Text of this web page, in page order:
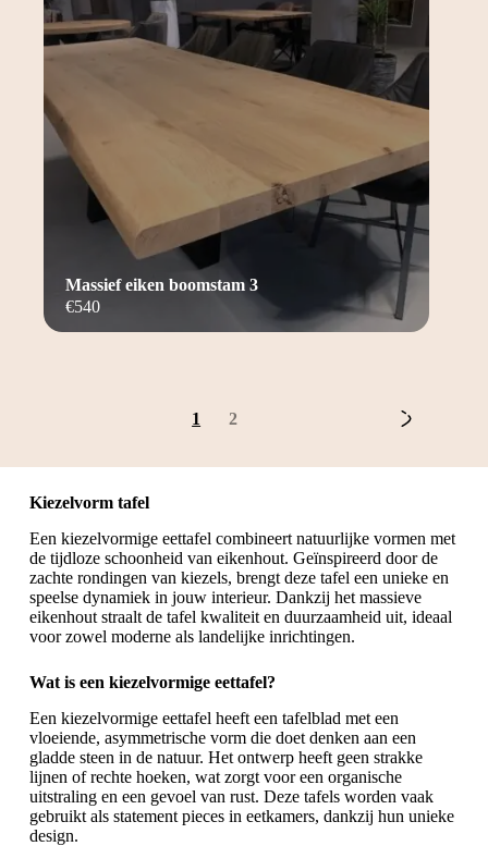
€540
Massief eiken boomstam 3
1 2
Kiezelvorm tafel
Een kiezelvormige eettafel combineert natuurlijke vormen met
de tijdloze schoonheid van eikenhout. Geïnspireerd door de
zachte rondingen van kiezels, brengt deze tafel een unieke en
speelse dynamiek in jouw interieur. Dankzij het massieve
eikenhout straalt de tafel kwaliteit en duurzaamheid uit, ideaal
voor zowel moderne als landelijke inrichtingen.
Wat is een kiezelvormige eettafel?
Een kiezelvormige eettafel heeft een tafelblad met een
vloeiende, asymmetrische vorm die doet denken aan een
gladde steen in de natuur. Het ontwerp heeft geen strakke
lijnen of rechte hoeken, wat zorgt voor een organische
uitstraling en een gevoel van rust. Deze tafels worden vaak
gebruikt als statement pieces in eetkamers, dankzij hun unieke
design.